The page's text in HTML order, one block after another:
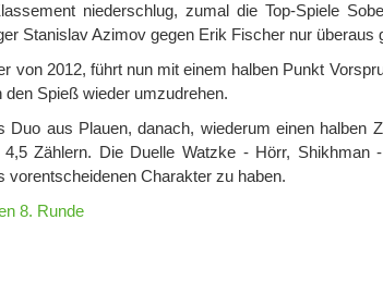
niederschlug, zumal die Top-Spiele
Stanislav Azimov gegen Erik Fischer nur überaus
von 2012, führt nun mit einem halben Punkt
den Spieß wieder umzudrehen.
aus Plauen, danach, wiederum einen halben
Zählern. Die Duelle Watzke - Hörr, Shikhman
vorentscheidenen Charakter zu haben.
8. Runde